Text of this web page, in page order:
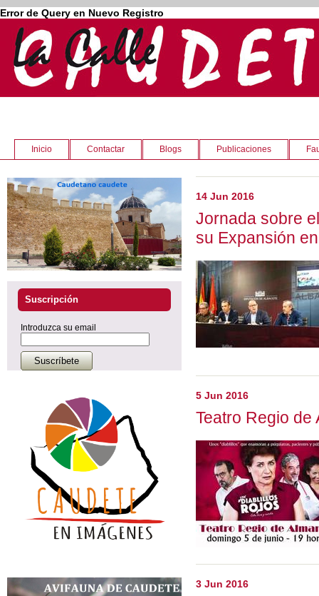
Error de Query en Nuevo Registro
Inicio Contactar Blogs Publicaciones
Suscripción
Introduzca su email
14 Jun 2016
Jornada sobre
su Expansión
5 Jun 2016
Teatro Regio de
3 Jun 2016